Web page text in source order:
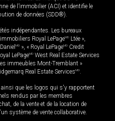
de l’immobilier (ACI) et identifie le
de données (SDD®).
indépendantes. Les bureaux
Royal LePageMD Ltée »,
MD », « Royal LePageMD Credit
LePageMD West Real Estate Services
immeubles Mont-Tremblant »
Real Estate ServicesMD.
que les logos qui s'y rapportent
rendus par les membres
de la vente et de la location de
système de vente collaborative.